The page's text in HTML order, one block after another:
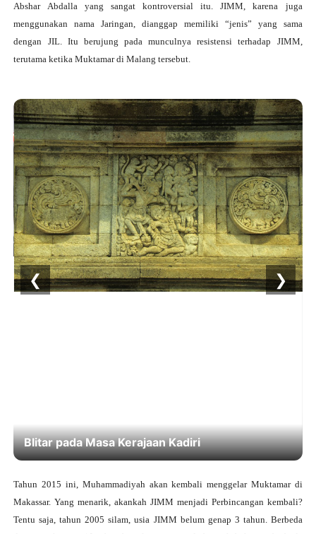
Abshar Abdalla yang sangat kontroversial itu. JIMM, karena juga
menggunakan nama Jaringan, dianggap memiliki “jenis” yang sama
dengan JIL. Itu berujung pada munculnya resistensi terhadap JIMM,
terutama ketika Muktamar di Malang tersebut.
Blitar pada Masa Kerajaan Kadiri
❮ ❯
Tahun 2015 ini, Muhammadiyah akan kembali menggelar Muktamar di
Makassar. Yang menarik, akankah JIMM menjadi Perbincangan kembali?
Tentu saja, tahun 2005 silam, usia JIMM belum genap 3 tahun. Berbeda